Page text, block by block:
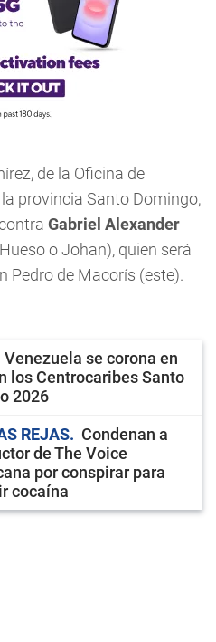
de la Oficina de
provincia Santo Domingo,
Gabriel Alexander
o Johan), quien será
Pedro de Macorís (este).
Venezuela se corona en
los Centrocaribes Santo
2026
REJAS
Condenan a
de The Voice
por conspirar para
cocaína